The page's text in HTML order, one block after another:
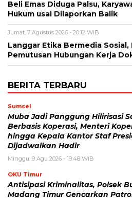
Beli Emas Diduga Palsu,
Hukum usai Dilaporkan Balik
Jumat, 7 Agustus 2026 - 20:12 WIB
Langgar Etika Bermedia Sosial,
Pemutusan Hubungan Kerja
BERITA TERBARU
Sumsel
Muba Jadi Panggung Hilirisasi
Berbasis Koperasi, Menteri
hingga Kepala Kantor Staf
Dijadwalkan Hadir
Minggu, 9 Agu 2026 - 19:48 WIB
OKU Timur
Antisipasi Kriminalitas, Polsek
Madang Timur Gencarkan